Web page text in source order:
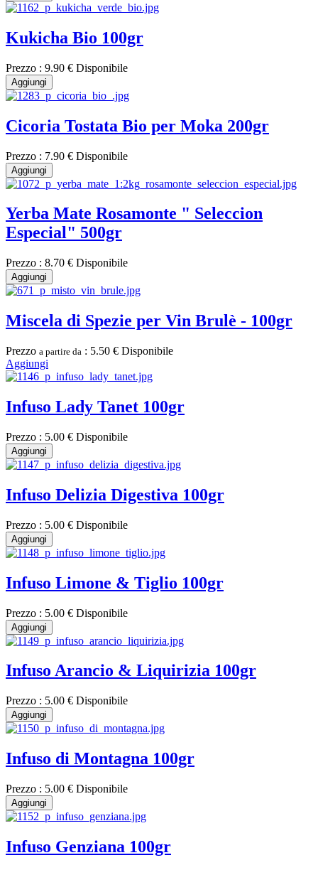
Kukicha Bio 100gr
Prezzo : 9.90 € Disponibile
Aggiungi
Cicoria Tostata Bio per Moka 200gr
Prezzo : 7.90 € Disponibile
Aggiungi
Yerba Mate Rosamonte " Seleccion
Especial" 500gr
Prezzo : 8.70 € Disponibile
Aggiungi
Miscela di Spezie per Vin Brulè - 100gr
Prezzo a partire da : 5.50 € Disponibile
Aggiungi
Infuso Lady Tanet 100gr
Prezzo : 5.00 € Disponibile
Aggiungi
Infuso Delizia Digestiva 100gr
Prezzo : 5.00 € Disponibile
Aggiungi
Infuso Limone & Tiglio 100gr
Prezzo : 5.00 € Disponibile
Aggiungi
Infuso Arancio & Liquirizia 100gr
Prezzo : 5.00 € Disponibile
Aggiungi
Infuso di Montagna 100gr
Prezzo : 5.00 € Disponibile
Aggiungi
Infuso Genziana 100gr